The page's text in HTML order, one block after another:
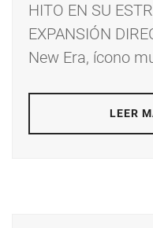
HITO EN SU
EXPANSIÓN
New Era, ícono
LEER